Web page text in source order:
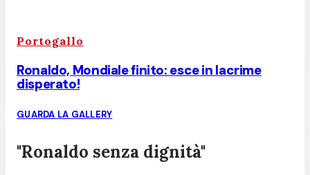
Portogallo
Ronaldo, Mondiale finito: esce in lacrime
disperato!
GUARDA LA GALLERY
"Ronaldo senza dignità"